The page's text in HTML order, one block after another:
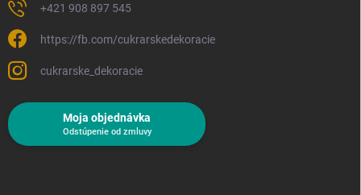
+421 908 897 545
https://fb.com/cukrarskedekoracie
cukrarske_dekoracie
Moja objednávka
Odstúpenie od zmluvy